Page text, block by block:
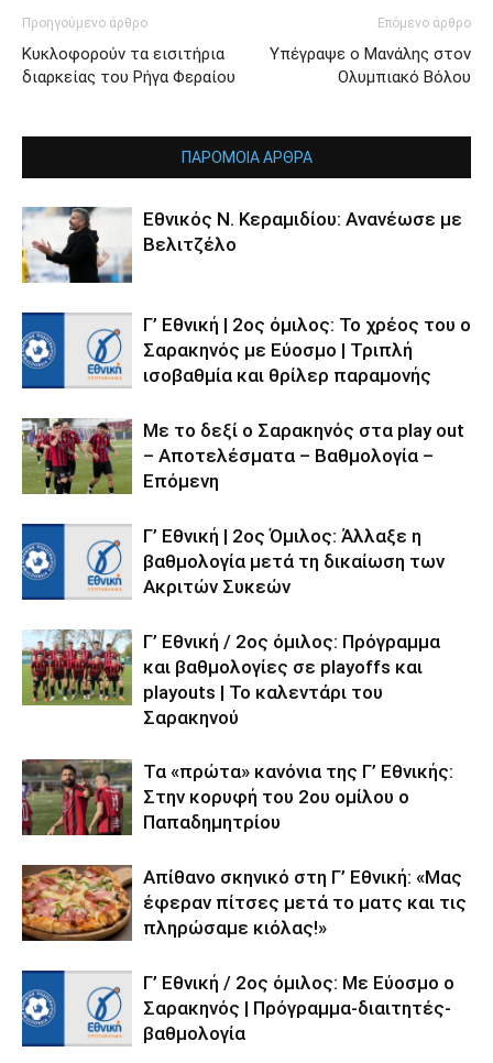
Προηγούμενο άρθρο
Κυκλοφορούν τα εισιτήρια
διαρκείας του Ρήγα Φεραίου
Επόμενο άρθρο
Υπέγραψε ο Μανάλης στον
Ολυμπιακό Βόλου
ΠΑΡΟΜΟΙΑ ΑΡΘΡΑ
Εθνικός Ν. Κεραμιδίου: Ανανέωσε με
Βελιτζέλο
Γ’ Εθνική | 2ος όμιλος: Το χρέος του ο
Σαρακηνός με Εύοσμο | Τριπλή
ισοβαθμία και θρίλερ παραμονής
Με το δεξί ο Σαρακηνός στα play out
– Αποτελέσματα – Βαθμολογία –
Επόμενη
Γ’ Εθνική | 2ος Όμιλος: Άλλαξε η
βαθμολογία μετά τη δικαίωση των
Ακριτών Συκεών
Γ’ Εθνική / 2ος όμιλος: Πρόγραμμα
και βαθμολογίες σε playoffs και
playouts | To καλεντάρι του
Σαρακηνού
Τα «πρώτα» κανόνια της Γ’ Εθνικής:
Στην κορυφή του 2ου ομίλου ο
Παπαδημητρίου
Απίθανο σκηνικό στη Γ’ Εθνική: «Μας
έφεραν πίτσες μετά το ματς και τις
πληρώσαμε κιόλας!»
Γ’ Εθνική / 2ος όμιλος: Με Εύοσμο ο
Σαρακηνός | Πρόγραμμα-διαιτητές-
βαθμολογία